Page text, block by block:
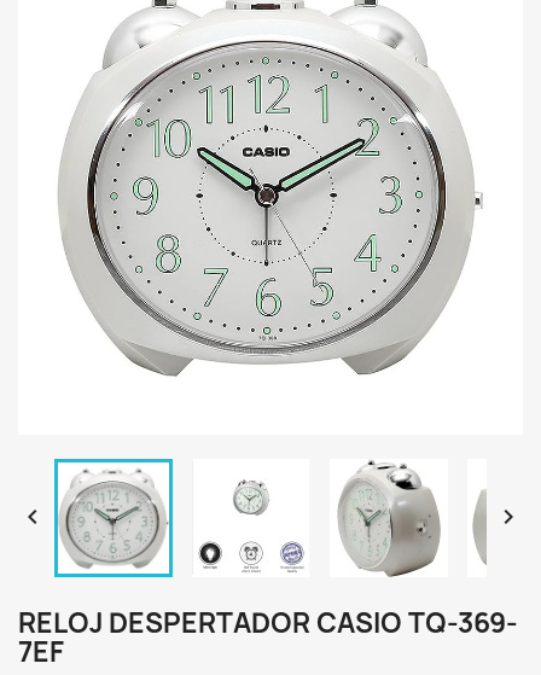
 
RELOJ DESPERTADOR CASIO TQ-369-
7EF